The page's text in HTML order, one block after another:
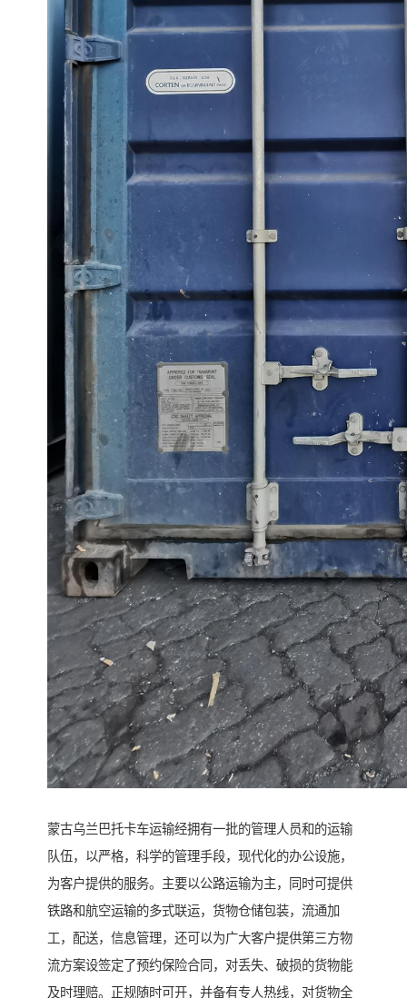
蒙古乌兰巴托卡车运输经拥有一批的管理人员和的运输
队伍，以严格，科学的管理手段，现代化的办公设施，
为客户提供的服务。主要以公路运输为主，同时可提供
铁路和航空运输的多式联运，货物仓储包装，流通加
工，配送，信息管理，还可以为广大客户提供第三方物
流方案设签定了预约保险合同，对丢失、破损的货物能
及时理赔。正规随时可开，并备有专人热线，对货物全